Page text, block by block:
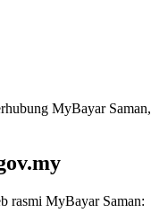
MyBayar Saman,
rasmi MyBayar Saman: